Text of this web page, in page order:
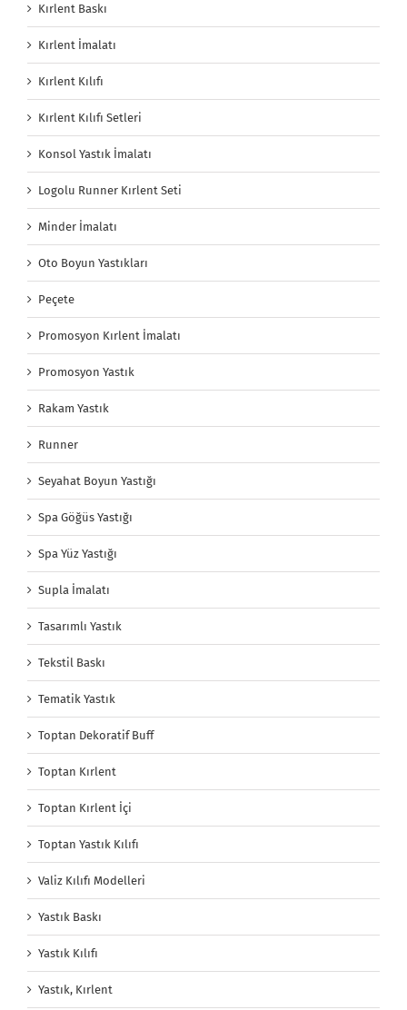
Kırlent Baskı
Kırlent İmalatı
Kırlent Kılıfı
Kırlent Kılıfı Setleri
Konsol Yastık İmalatı
Logolu Runner Kırlent Seti
Minder İmalatı
Oto Boyun Yastıkları
Peçete
Promosyon Kırlent İmalatı
Promosyon Yastık
Rakam Yastık
Runner
Seyahat Boyun Yastığı
Spa Göğüs Yastığı
Spa Yüz Yastığı
Supla İmalatı
Tasarımlı Yastık
Tekstil Baskı
Tematik Yastık
Toptan Dekoratif Buff
Toptan Kırlent
Toptan Kırlent İçi
Toptan Yastık Kılıfı
Valiz Kılıfı Modelleri
Yastık Baskı
Yastık Kılıfı
Yastık, Kırlent